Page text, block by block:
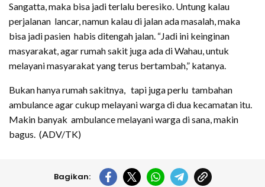
Sangatta, maka bisa jadi terlalu beresiko. Untung kalau
perjalanan lancar, namun kalau di jalan ada masalah, maka
bisa jadi pasien habis ditengah jalan. “Jadi ini keinginan
masyarakat, agar rumah sakit juga ada di Wahau, untuk
melayani masyarakat yang terus bertambah,” katanya.
Bukan hanya rumah sakitnya, tapi juga perlu tambahan
ambulance agar cukup melayani warga di dua kecamatan itu.
Makin banyak ambulance melayani warga di sana, makin
bagus. (ADV/TK)
Bagikan: